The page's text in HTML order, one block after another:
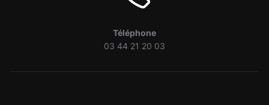
Téléphone
03 44 21 20 03